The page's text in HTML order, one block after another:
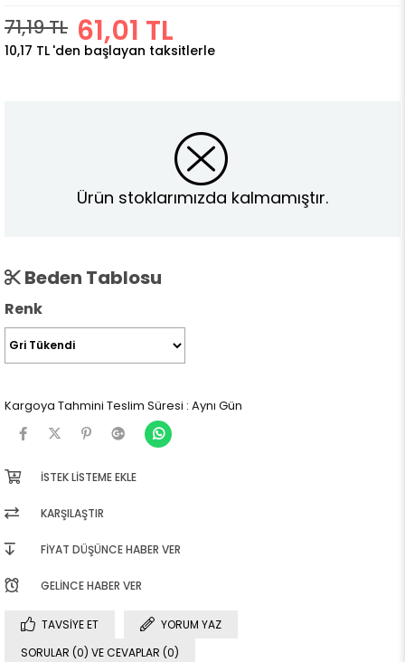
71,19 TL 61,01 TL
10,17 TL 'den başlayan taksitlerle
Ürün stoklarımızda kalmamıştır.
Beden Tablosu
Renk
Kargoya Tahmini Teslim Süresi : Aynı Gün
İSTEK LISTEME EKLE
KARŞILAŞTIR
FIYAT DÜŞÜNCE HABER VER
GELINCE HABER VER
TAVSIYE ET
YORUM YAZ
SORULAR (0) VE CEVAPLAR (0)